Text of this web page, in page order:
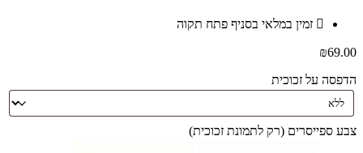
זמין במלאי בסניף פתח תקוה
₪69.00
הדפסה על זכוכית
צבע ספייסרים (רק לתמונת זכוכית)